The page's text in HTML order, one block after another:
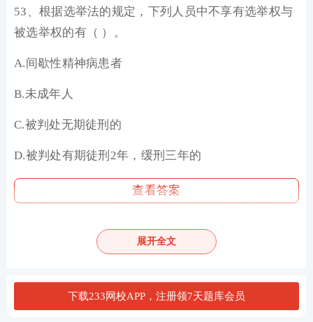
53、根据选举法的规定，下列人员中不享有选举权与
被选举权的有（ ）。
A.间歇性精神病患者
B.未成年人
C.被判处无期徒刑的
D.被判处有期徒刑2年，缓刑三年的
查看答案
54、下列各选项中，属于集体合同应当涉及的条款有
A.劳动报酬、工作时间、休息休假
B.补充保险和福利、劳动安全与卫生
展开全文
下载233网校APP，注册领7天题库会员